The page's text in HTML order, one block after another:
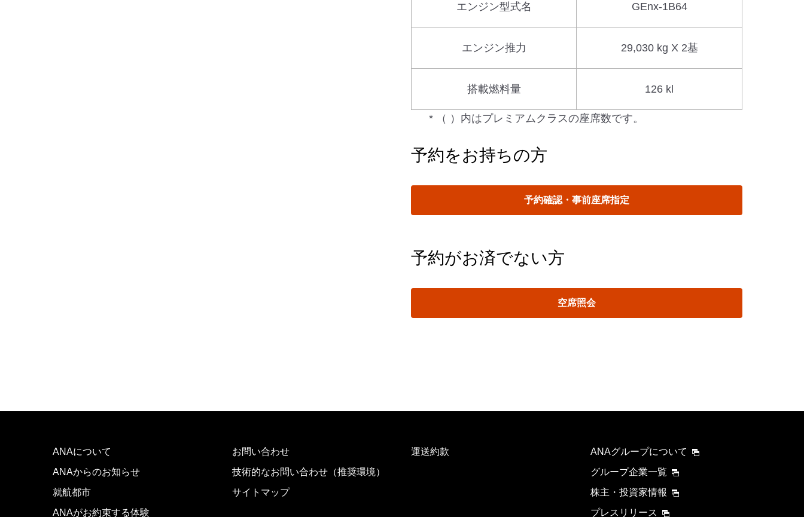
エンジン型式名 GEnx-1B64
エンジン推力 29,030 kg X 2基
搭載燃料量 126 kl
* （ ）内はプレミアムクラスの座席数です。
予約をお持ちの方
予約確認・事前座席指定
予約がお済でない方
空席照会
ANAについて
ANAからのお知らせ
就航都市
ANAがお約束する体験
お問い合わせ
技術的なお問い合わせ（推奨環境）
サイトマップ
運送約款
ANAグループについて
グループ企業一覧
株主・投資家情報
プレスリリース